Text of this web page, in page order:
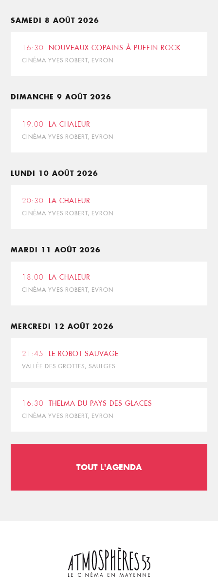
SAMEDI 8 AOÛT 2026
16:30 NOUVEAUX COPAINS À PUFFIN ROCK
CINÉMA YVES ROBERT, EVRON
DIMANCHE 9 AOÛT 2026
19:00 LA CHALEUR
CINÉMA YVES ROBERT, EVRON
LUNDI 10 AOÛT 2026
20:30 LA CHALEUR
CINÉMA YVES ROBERT, EVRON
MARDI 11 AOÛT 2026
18:00 LA CHALEUR
CINÉMA YVES ROBERT, EVRON
MERCREDI 12 AOÛT 2026
21:45 LE ROBOT SAUVAGE
VALLÉE DES GROTTES, SAULGES
16:30 THELMA DU PAYS DES GLACES
CINÉMA YVES ROBERT, EVRON
TOUT L'AGENDA